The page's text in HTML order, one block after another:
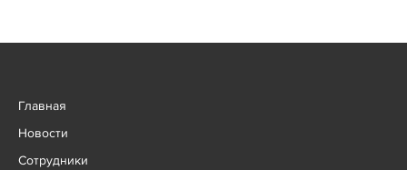
Главная
Новости
Сотрудники